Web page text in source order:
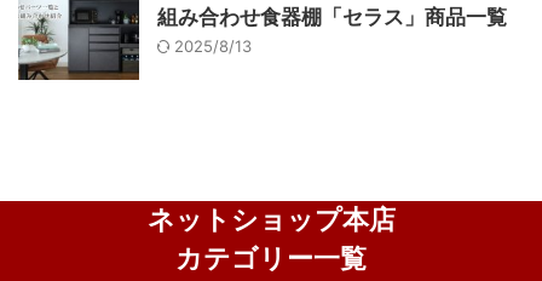
組み合わせ食器棚「セラス」商品一覧
2025/8/13
ネットショップ本店
カテゴリー一覧